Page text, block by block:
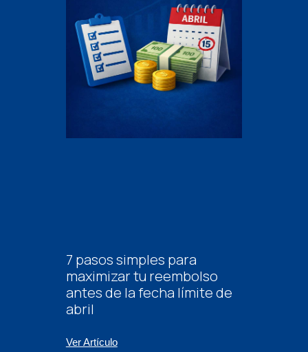
7 pasos simples para
maximizar tu reembolso
antes de la fecha límite de
abril
Ver Artículo